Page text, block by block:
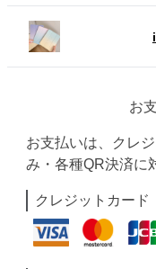
お
お支払いは、クレ
み・各種QR決済に
クレジットカード